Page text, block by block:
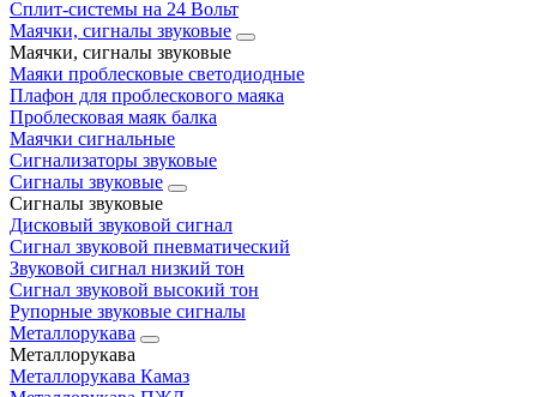
Сплит‑системы на 24 Вольт
Маячки, сигналы звуковые
Маячки, сигналы звуковые
Маяки проблесковые светодиодные
Плафон для проблескового маяка
Проблесковая маяк балка
Маячки сигнальные
Сигнализаторы звуковые
Сигналы звуковые
Сигналы звуковые
Дисковый звуковой сигнал
Сигнал звуковой пневматический
Звуковой сигнал низкий тон
Сигнал звуковой высокий тон
Рупорные звуковые сигналы
Металлорукава
Металлорукава
Металлорукава Камаз